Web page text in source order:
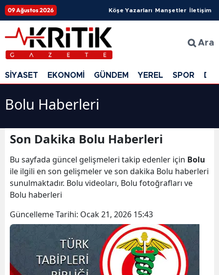
09 Ağustos 2026 Köşe Yazarları Manşetler İletişim
Ara
SİYASET EKONOMİ GÜNDEM YEREL SPOR
Bolu Haberleri
Son Dakika Bolu Haberleri
Bu sayfada güncel gelişmeleri takip edenler için Bolu
ile ilgili en son gelişmeler ve son dakika Bolu haberleri
sunulmaktadır. Bolu videoları, Bolu fotoğrafları ve
Bolu haberleri
Güncelleme Tarihi: Ocak 21, 2026 15:43